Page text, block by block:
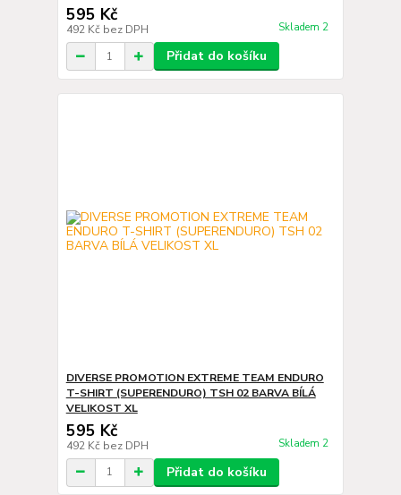
595 Kč
492 Kč bez DPH Skladem 2
Přidat do košíku
DIVERSE PROMOTION EXTREME TEAM ENDURO
T-SHIRT (SUPERENDURO) TSH 02 BARVA BÍLÁ
VELIKOST XL
595 Kč
492 Kč bez DPH Skladem 2
Přidat do košíku